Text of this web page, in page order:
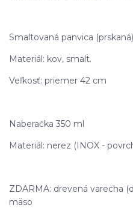
Smaltovaná panvica
Materiál: kov, smalt.
Veľkosť: priemer 42 cm
Naberačka 350 ml
Materiál: nerez (INOX -
ZDARMA: drevená varecha
mäso